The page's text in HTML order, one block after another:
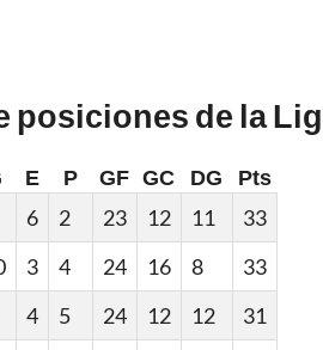
posiciones de la
E P GF GC DG
Pts
6 2 23 12 11
33
3 4 24 16 8
33
4 5 24 12 12
31